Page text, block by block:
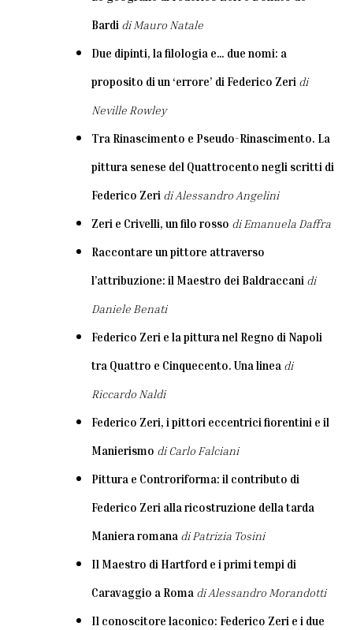
Bardi di Mauro Natale
Due dipinti, la filologia e… due nomi: a
proposito di un ‘errore’ di Federico Zeri di
Neville Rowley
Tra Rinascimento e Pseudo-Rinascimento. La
pittura senese del Quattrocento negli scritti di
Federico Zeri di Alessandro Angelini
Zeri e Crivelli, un filo rosso di Emanuela Daffra
Raccontare un pittore attraverso
l’attribuzione: il Maestro dei Baldraccani di
Daniele Benati
Federico Zeri e la pittura nel Regno di Napoli
tra Quattro e Cinquecento. Una linea di
Riccardo Naldi
Federico Zeri, i pittori eccentrici fiorentini e il
Manierismo di Carlo Falciani
Pittura e Controriforma: il contributo di
Federico Zeri alla ricostruzione della tarda
Maniera romana di Patrizia Tosini
Il Maestro di Hartford e i primi tempi di
Caravaggio a Roma di Alessandro Morandotti
Il conoscitore laconico: Federico Zeri e i due